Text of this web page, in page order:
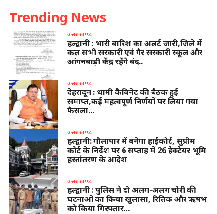
Trending News
उत्तराखण्ड
हल्द्वानी : भारी बारिश का अलर्ट जारी,जिले में
कल सभी सरकारी एवं गैर सरकारी स्कूल और
आंगनबाड़ी केंद्र रहेंगे बंद..
उत्तराखण्ड
देहरादून : धामी कैबिनेट की बैठक हुई
समाप्त,कई महत्वपूर्ण निर्णयों पर लिया गया
फैसला…
उत्तराखण्ड
हल्द्वानी: गौलापार में बनेगा हाईकोर्ट, सुप्रीम
कोर्ट के निर्देश पर 6 सप्ताह में 26 हेक्टेयर भूमि
हस्तांतरण के आदेश
उत्तराखण्ड
हल्द्वानी : पुलिस ने दो अलग-अलग चोरी की
घटनाओं का किया खुलासा, रितिक और ऋषभ
को किया गिरफ्तार…